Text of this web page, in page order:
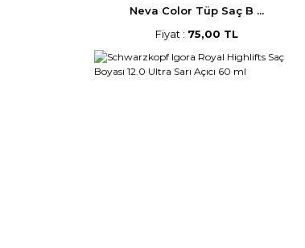
Neva Color Tüp Saç B ...
Fiyat : 75,00 TL